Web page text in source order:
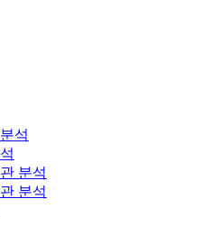
석
분석
분석